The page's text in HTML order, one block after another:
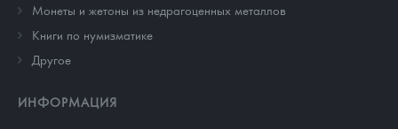
Монеты и жетоны из недрагоценных металлов
Книги по нумизматике
Другое
ИНФОРМАЦИЯ